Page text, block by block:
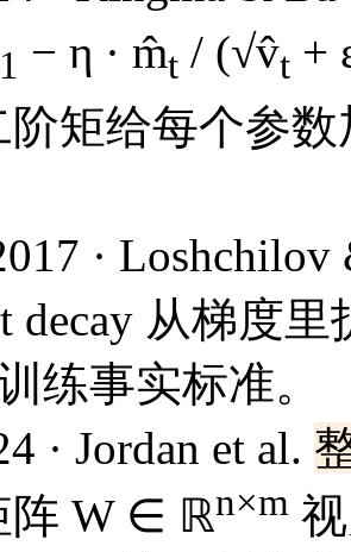
− η · m̂t / (√v̂t +
阶矩给每个参
· Loshchilov
decay 从梯度
练事实标准。
· Jordan et al.
阵 W ∈ ℝn×m